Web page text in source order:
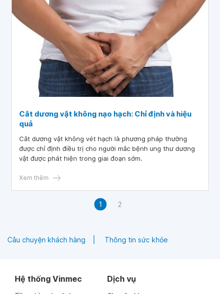
Cắt dương vật không nạo hạch: Chỉ định và hiệu
quả
Cắt dương vật không vét hạch là phương pháp thường
được chỉ định điều trị cho người mắc bệnh ung thư dương
vật được phát hiện trong giai đoạn sớm.
Xem thêm
1 2
Câu chuyện khách hàng Thông tin sức khỏe
Hệ thống Vinmec Dịch vụ